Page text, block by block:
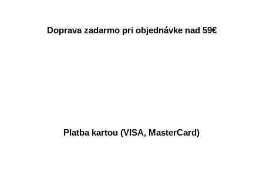
Doprava zadarmo pri objednávke nad 59€
Platba kartou (VISA, MasterCard)